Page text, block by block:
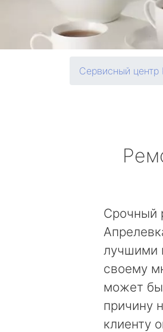
Сервисный центр
Срочный
лучшими
своему
может
причину
клиенту